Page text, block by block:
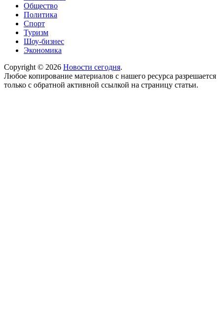
Общество
Политика
Спорт
Туризм
Шоу-бизнес
Экономика
Copyright © 2026 Новости сегодня.
Любое копирование материалов с нашего ресурса разрешается
только с обратной активной ссылкой на страницу статьи.